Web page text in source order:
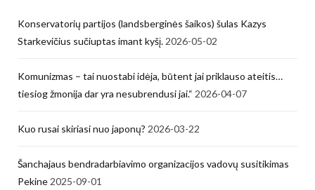
Konservatorių partijos (landsberginės šaikos) šulas Kazys
Starkevičius sučiuptas imant kyšį. 2026-05-02
Komunizmas – tai nuostabi idėja, būtent jai priklauso ateitis…
tiesiog žmonija dar yra nesubrendusi jai.“ 2026-04-07
Kuo rusai skiriasi nuo japonų? 2026-03-22
Šanchajaus bendradarbiavimo organizacijos vadovų susitikimas
Pekine 2025-09-01